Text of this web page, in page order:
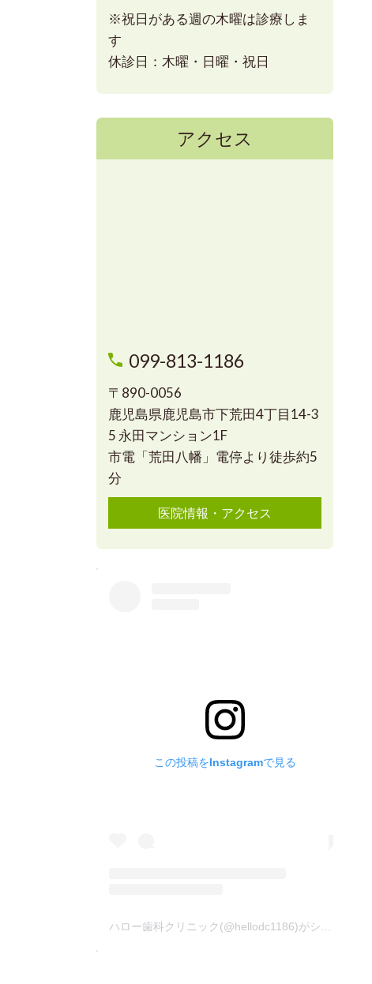
※祝日がある週の木曜は診療しま
す
休診日：木曜・日曜・祝日
アクセス
099-813-1186
〒890-0056
鹿児島県鹿児島市下荒田4丁目14-3
5 永田マンション1F
市電「荒田八幡」電停より徒歩約5
分
医院情報・アクセス
この投稿をInstagramで見る
ハロー歯科クリニック(@hellodc1186)がシェアした投稿